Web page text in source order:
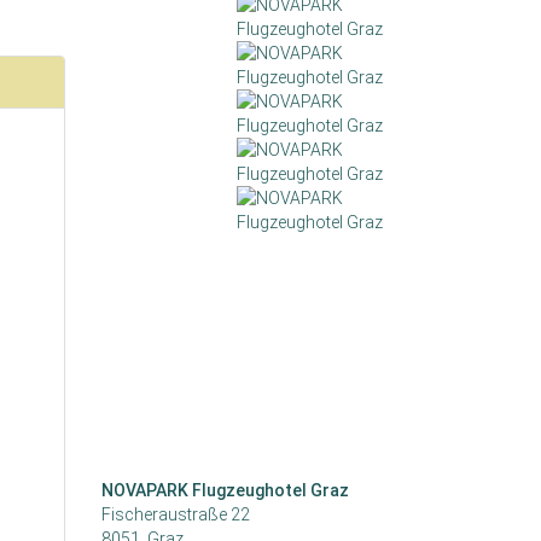
NOVAPARK Flugzeughotel Graz
Fischeraustraße 22